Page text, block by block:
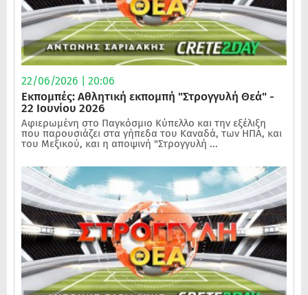
22/06/2026 | 20:06
Εκπομπές: Αθλητική εκπομπή "Στρογγυλή Θεά" -
22 Ιουνίου 2026
Αφιερωμένη στο Παγκόσμιο Κύπελλο και την εξέλιξη
που παρουσιάζει στα γήπεδα του Καναδά, των ΗΠΑ, και
του Μεξικού, και η αποψινή "Στρογγυλή ...